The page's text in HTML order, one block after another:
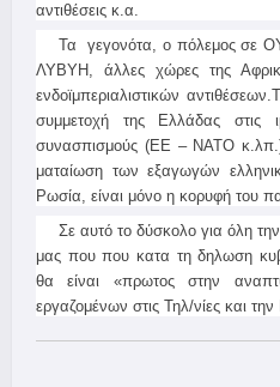
αντιθέσεις κ.α.
Τα γεγονότα, ο πόλεμος σε
ΛΥΒΥΗ, άλλες χώρες της
ενδοϊμπεριαλιστικών
συμμετοχή της Ελλάδας στις
συνασπισμούς (ΕΕ – ΝΑΤΟ
ματαίωση των εξαγωγών
Ρωσία, είναι μόνο η κορυφή του
Σε αυτό το δύσκολο για όλη
μας που που κατα τη δηλωση
θα είναι «πρωτος στην
εργαζομένων στις Τηλ/νίες και